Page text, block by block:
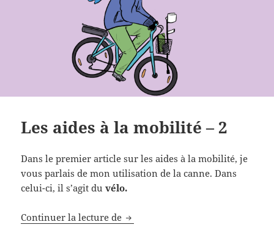
Les aides à la mobilité – 2
Dans le premier article sur les aides à la mobilité, je
vous parlais de mon utilisation de la canne. Dans
celui-ci, il s’agit duvélo.
Continuer la lecture de Les aides à la mobilité – 2